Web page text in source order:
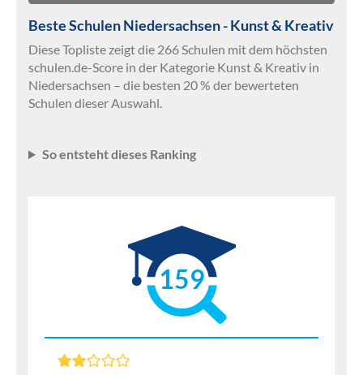
Beste Schulen Niedersachsen - Kunst & Kreativ
Diese Topliste zeigt die 266 Schulen mit dem höchsten
schulen.de-Score in der Kategorie Kunst & Kreativ in
Niedersachsen – die besten 20 % der bewerteten
Schulen dieser Auswahl.
So entsteht dieses Ranking
159